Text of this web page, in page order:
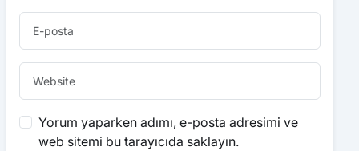
Yorum yaparken adımı, e-posta adresimi ve
web sitemi bu tarayıcıda saklayın.